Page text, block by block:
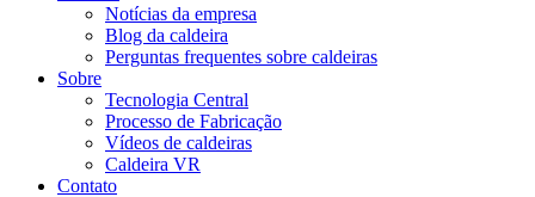
Notícias da empresa
Blog da caldeira
Perguntas frequentes sobre caldeiras
Sobre
Tecnologia Central
Processo de Fabricação
Vídeos de caldeiras
Caldeira VR
Contato